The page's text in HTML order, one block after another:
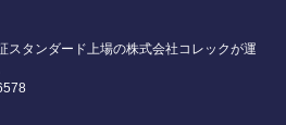
スタンダード上場の株式会社コレックが運